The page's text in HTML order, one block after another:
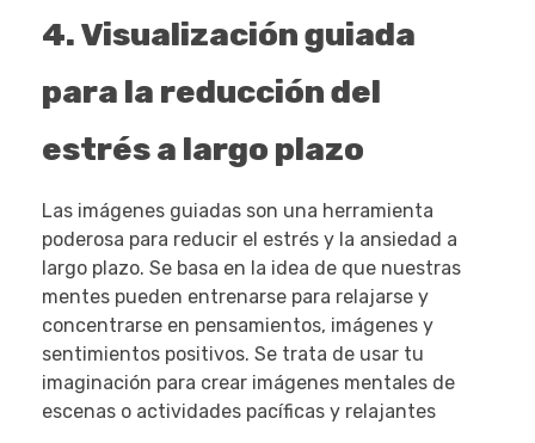
4. Visualización guiada
para la reducción del
estrés a largo plazo
Las imágenes guiadas son una herramienta
poderosa para reducir el estrés y la ansiedad a
largo plazo. Se basa en la idea de que nuestras
mentes pueden entrenarse para relajarse y
concentrarse en pensamientos, imágenes y
sentimientos positivos. Se trata de usar tu
imaginación para crear imágenes mentales de
escenas o actividades pacíficas y relajantes